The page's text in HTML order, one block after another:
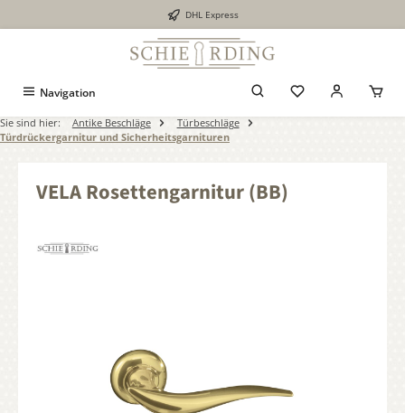
DHL Express
Navigation
Sie sind hier: Antike Beschläge
Türbeschläge
Türdrückergarnitur und Sicherheitsgarnituren
VELA Rosettengarnitur (BB)